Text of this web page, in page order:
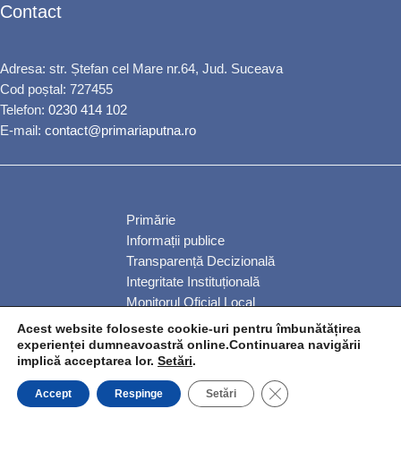
Contact
Adresa: str. Ștefan cel Mare nr.64, Jud. Suceava
Cod poștal: 727455
Telefon: 0230 414 102
E-mail: contact@primariaputna.ro
Primărie
Informații publice
Transparență Decizională
Integritate Instituțională
Monitorul Oficial Local
Servicii publice
Anunțuri
Comunitate
Acest website foloseste cookie-uri pentru îmbunătățirea
experienței dumneavoastră online.Continuarea navigării
implică acceptarea lor. Setări.
Accept Respinge Setări CLOSE GDPR